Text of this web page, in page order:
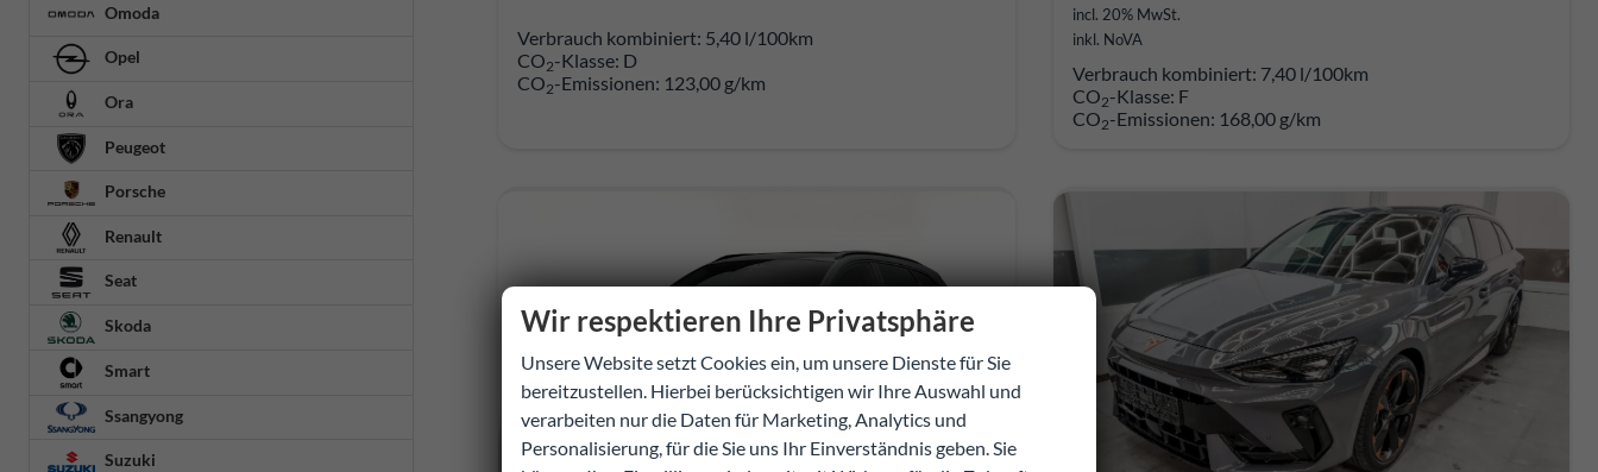
Verbrauch kombiniert: 5,40 l/100km
CO2-Klasse: D
CO2-Emissionen: 123,00 g/km
incl. 20% MwSt.
inkl. NoVA
Verbrauch kombiniert: 7,40 l/100km
CO2-Klasse: F
CO2-Emissionen: 168,00 g/km
Omoda
Opel
Ora
Peugeot
Porsche
Renault
Seat
Skoda
Smart
Ssangyong
Suzuki
Wir respektieren Ihre Privatsphäre
Unsere Website setzt Cookies ein, um unsere Dienste für Sie
bereitzustellen. Hierbei berücksichtigen wir Ihre Auswahl und
verarbeiten nur die Daten für Marketing, Analytics und
Personalisierung, für die Sie uns Ihr Einverständnis geben. Sie